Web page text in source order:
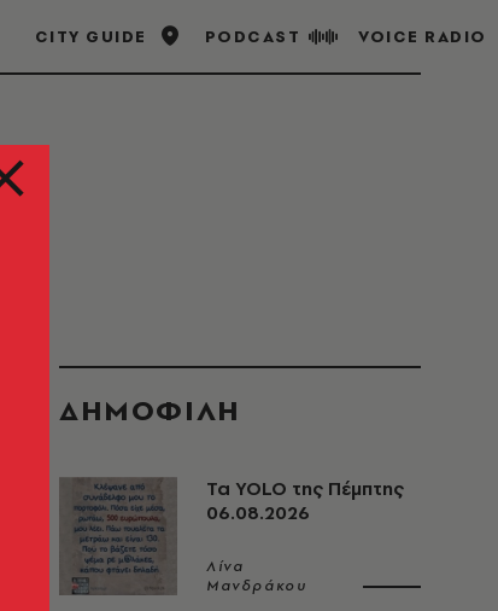
CITY GUIDE PODCAST VOICE RADIO
ΔΗΜΟΦΙΛΗ
Τα YOLO της Πέμπτης
06.08.2026
Λίνα
Μανδράκου